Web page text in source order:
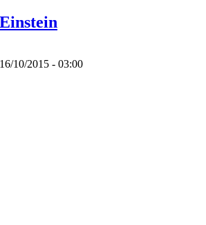
16/10/2015 - 03:00